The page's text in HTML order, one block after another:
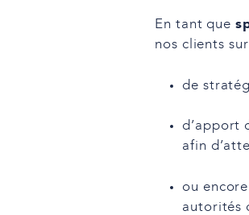
En tant que
nos clients
de
d’apport
afin
ou
autorités